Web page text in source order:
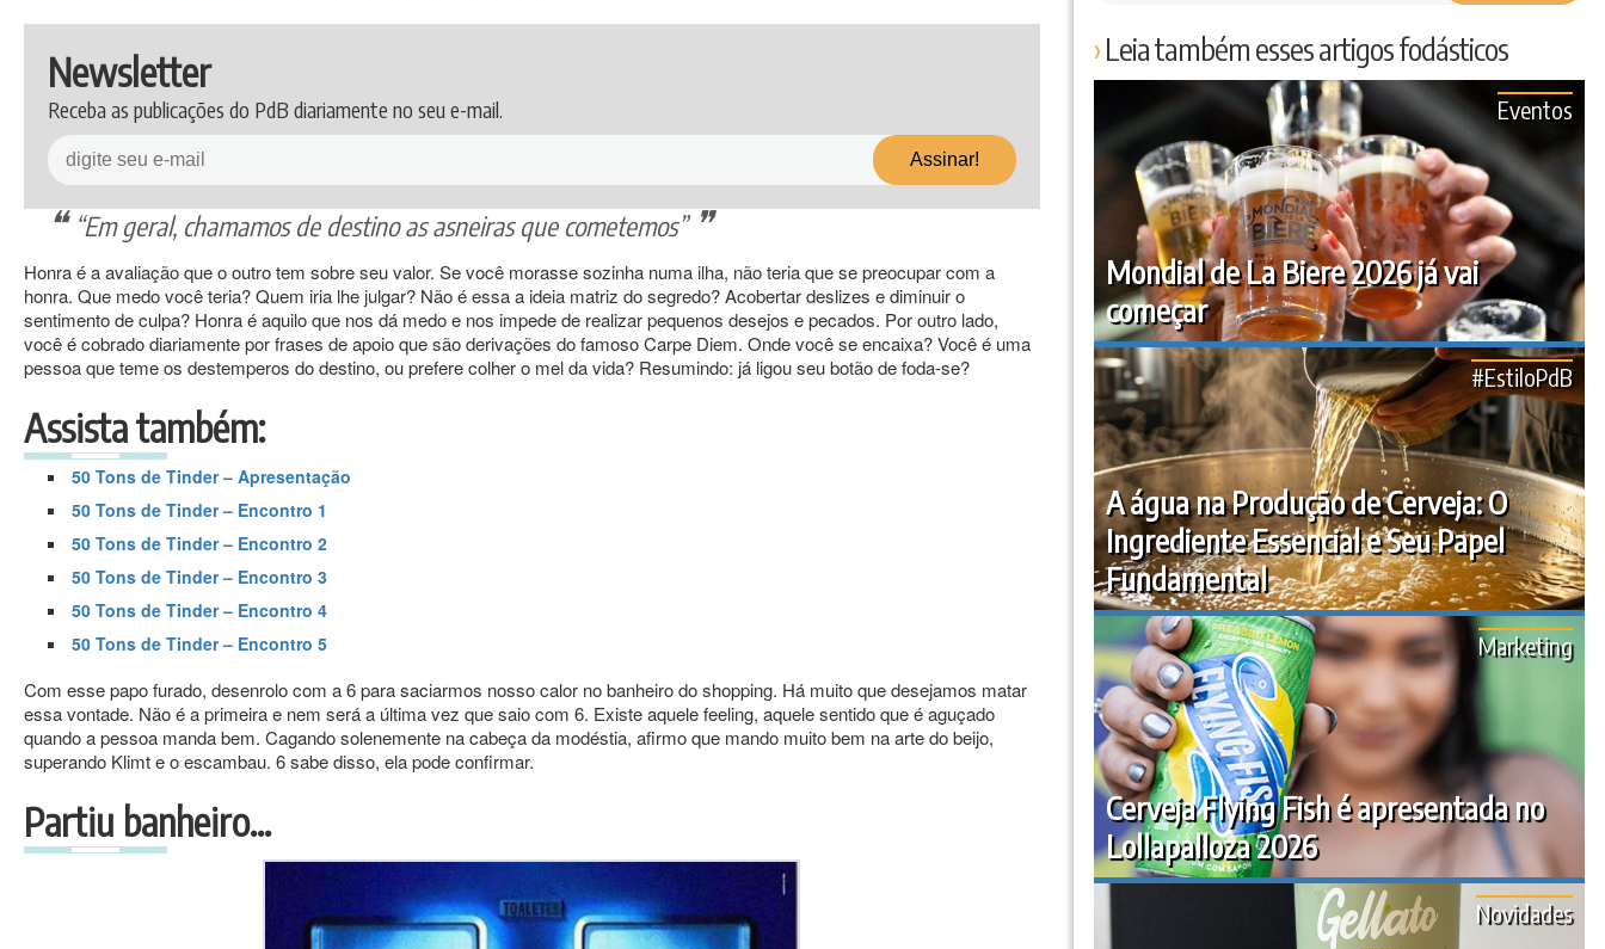
Newsletter
Receba as publicações do PdB diariamente no seu e-mail.
“Em geral, chamamos de destino as asneiras que cometemos”
Honra é a avaliação que o outro tem sobre seu valor. Se você morasse sozinha numa ilha, não teria que se preocupar com a
honra. Que medo você teria? Quem iria lhe julgar? Não é essa a ideia matriz do segredo? Acobertar deslizes e diminuir o
sentimento de culpa? Honra é aquilo que nos dá medo e nos impede de realizar pequenos desejos e pecados. Por outro lado,
você é cobrado diariamente por frases de apoio que são derivações do famoso Carpe Diem. Onde você se encaixa? Você é uma
pessoa que teme os destemperos do destino, ou prefere colher o mel da vida? Resumindo: já ligou seu botão de foda-se?
Assista também:
50 Tons de Tinder – Apresentação
50 Tons de Tinder – Encontro 1
50 Tons de Tinder – Encontro 2
50 Tons de Tinder – Encontro 3
50 Tons de Tinder – Encontro 4
50 Tons de Tinder – Encontro 5
Com esse papo furado, desenrolo com a 6 para saciarmos nosso calor no banheiro do shopping. Há muito que desejamos matar
essa vontade. Não é a primeira e nem será a última vez que saio com 6. Existe aquele feeling, aquele sentido que é aguçado
quando a pessoa manda bem. Cagando solenemente na cabeça da modéstia, afirmo que mando muito bem na arte do beijo,
superando Klimt e o escambau. 6 sabe disso, ela pode confirmar.
Partiu banheiro…
Leia também esses artigos fodásticos
Mondial de La Biere 2026 já vai
começar
Eventos
A água na Produção de Cerveja: O
Ingrediente Essencial e Seu Papel
Fundamental
#EstiloPdB
Cerveja Flying Fish é apresentada no
Lollapalloza 2026
Marketing
Novidades